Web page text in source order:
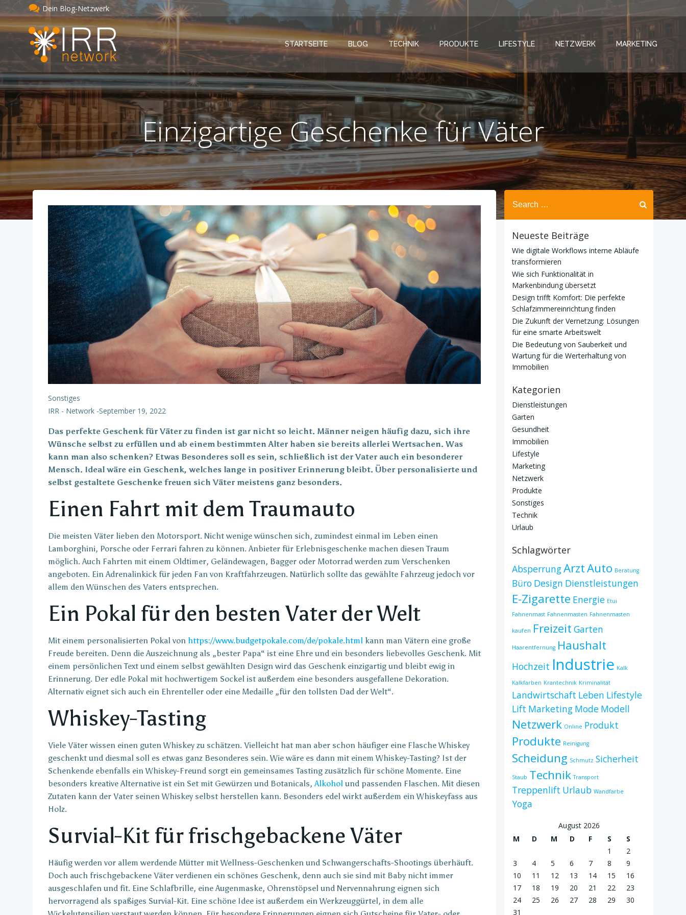
Zum
Inhalt
springen
Dein Blog-Netzwerk
STARTSEITE BLOG TECHNIK PRODUKTE LIFESTYLE NETZWERK MARKETING
Einzigartige Geschenke für Väter
Sonstiges
IRR - Network -September 19, 2022
Das perfekte Geschenk für Väter zu finden ist gar nicht so leicht. Männer neigen häufig dazu, sich ihre
Wünsche selbst zu erfüllen und ab einem bestimmten Alter haben sie bereits allerlei Wertsachen. Was
kann man also schenken? Etwas Besonderes soll es sein, schließlich ist der Vater auch ein besonderer
Mensch. Ideal wäre ein Geschenk, welches lange in positiver Erinnerung bleibt. Über personalisierte und
selbst gestaltete Geschenke freuen sich Väter meistens ganz besonders.
Einen Fahrt mit dem Traumauto
Die meisten Väter lieben den Motorsport. Nicht wenige wünschen sich, zumindest einmal im Leben einen
Lamborghini, Porsche oder Ferrari fahren zu können. Anbieter für Erlebnisgeschenke machen diesen Traum
möglich. Auch Fahrten mit einem Oldtimer, Geländewagen, Bagger oder Motorrad werden zum Verschenken
angeboten. Ein Adrenalinkick für jeden Fan von Kraftfahrzeugen. Natürlich sollte das gewählte Fahrzeug jedoch vor
allem den Wünschen des Vaters entsprechen.
Ein Pokal für den besten Vater der Welt
Mit einem personalisierten Pokal von https://www.budgetpokale.com/de/pokale.html kann man Vätern eine große
Freude bereiten. Denn die Auszeichnung als „bester Papa“ ist eine Ehre und ein besonders liebevolles Geschenk. Mit
einem persönlichen Text und einem selbst gewählten Design wird das Geschenk einzigartig und bleibt ewig in
Erinnerung. Der edle Pokal mit hochwertigem Sockel ist außerdem eine besonders ausgefallene Dekoration.
Alternativ eignet sich auch ein Ehrenteller oder eine Medaille „für den tollsten Dad der Welt“.
Whiskey-Tasting
Viele Väter wissen einen guten Whiskey zu schätzen. Vielleicht hat man aber schon häufiger eine Flasche Whiskey
geschenkt und diesmal soll es etwas ganz Besonderes sein. Wie wäre es dann mit einem Whiskey-Tasting? Ist der
Schenkende ebenfalls ein Whiskey-Freund sorgt ein gemeinsames Tasting zusätzlich für schöne Momente. Eine
besonders kreative Alternative ist ein Set mit Gewürzen und Botanicals, Alkohol und passenden Flaschen. Mit diesen
Zutaten kann der Vater seinen Whiskey selbst herstellen kann. Besonders edel wirkt außerdem ein Whiskeyfass aus
Holz.
Survial-Kit für frischgebackene Väter
Häufig werden vor allem werdende Mütter mit Wellness-Geschenken und Schwangerschafts-Shootings überhäuft.
Doch auch frischgebackene Väter verdienen ein schönes Geschenk, denn auch sie sind mit Baby nicht immer
ausgeschlafen und fit. Eine Schlafbrille, eine Augenmaske, Ohrenstöpsel und Nervennahrung eignen sich
hervorragend als spaßiges Survial-Kit. Eine schöne Idee ist außerdem ein Werkzeuggürtel, in dem alle
Search
for:
Neueste Beiträge
Wie digitale Workflows interne Abläufe
transformieren
Wie sich Funktionalität in
Markenbindung übersetzt
Design trifft Komfort: Die perfekte
Schlafzimmereinrichtung finden
Die Zukunft der Vernetzung: Lösungen
für eine smarte Arbeitswelt
Die Bedeutung von Sauberkeit und
Wartung für die Werterhaltung von
Immobilien
Kategorien
Dienstleistungen
Garten
Gesundheit
Immobilien
Lifestyle
Marketing
Netzwerk
Produkte
Sonstiges
Technik
Urlaub
Schlagwörter
AbsperrungArztAuto Beratung
Büro Design Dienstleistungen
E-Zigarette Energie Etui
Fahnenmast Fahnenmasten Fahnenmasten
kaufen Freizeit Garten
Haarentfernung Haushalt
Hochzeit Industrie Kalk
Kalkfarben Krantechnik Kriminalität
Landwirtschaft Leben Lifestyle
Lift Marketing Mode Modell
Netzwerk Online Produkt
Produkte Reinigung
Scheidung Schmutz Sicherheit
Staub Technik Transport
Treppenlift Urlaub Wandfarbe
Yoga
August 2026
M
D M D F S
S
1
2
3
4 5 6 7 8
9
10
11 12 13 14 15
16
17
18 19 20 21 22
23
24
25 26 27 28 29
30
31